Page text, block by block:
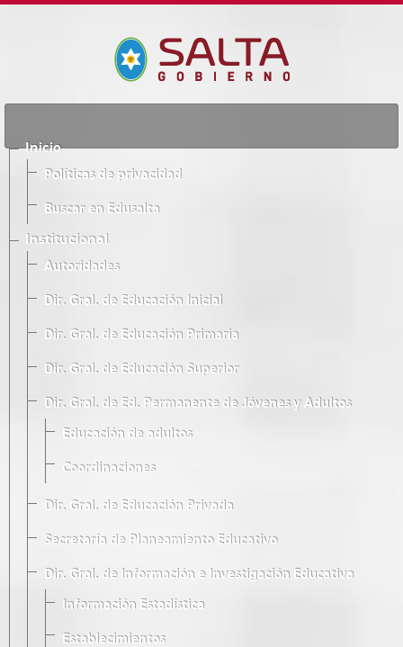
Inicio
Políticas de privacidad
Buscar en Edusalta
Institucional
Autoridades
Dir. Gral. de Educación Inicial
Dir. Gral. de Educación Primaria
Dir. Gral. de Educación Superior
Dir. Gral. de Ed. Permanente de Jóvenes y Adultos
Educación de adultos
Coordinaciones
Dir. Gral. de Educación Privada
Secretaría de Planeamiento Educativo
Dir. Gral. de Información e Investigación Educativa
Información Estadística
Establecimientos